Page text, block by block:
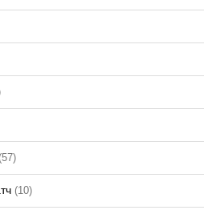
(57)
(10)